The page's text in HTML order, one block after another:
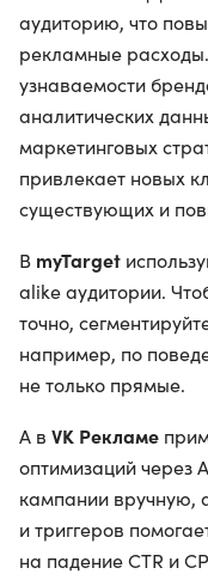
аудиторию, что
рекламные
узнаваемости
аналитических
маркетинговых
привлекает новых
существующих и
В myTarget
alike аудитории.
точно,
например, по
не только прямые.
А в VK Рекламе
оптимизаций через
кампании вручную,
и триггеров
на падение CTR и